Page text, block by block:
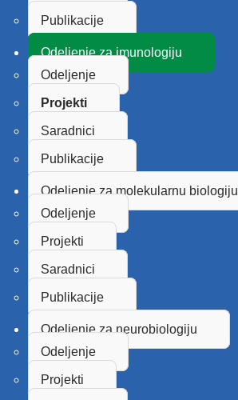
Publikacije
Odeljenje za imunologiju
Odeljenje
Projekti
Saradnici
Publikacije
Odeljenje za molekularnu biologiju
Odeljenje
Projekti
Saradnici
Publikacije
Odeljenje za neurobiologiju
Odeljenje
Projekti